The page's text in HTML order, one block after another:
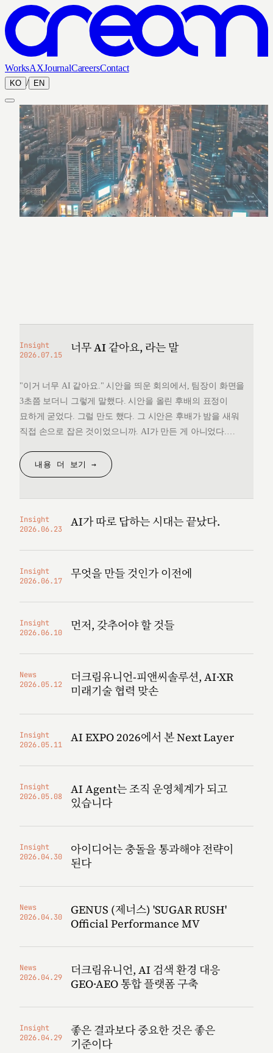
WorksAXJournalCareersContact
KO / EN
Insight
2026.07.15
너무 AI 같아요, 라는 말
"이거 너무 AI 같아요." 시안을 띄운 회의에서, 팀장이 화면을
3초쯤 보더니 그렇게 말했다. 시안을 올린 후배의 표정이
묘하게 굳었다. 그럴 만도 했다. 그 시안은 후배가 밤을 새워
직접 손으로 잡은 것이었으니까. AI가 만든 게 아니었다.
것을 변호할 언어를 끝내 찾지 못했다. 돌아오는 길에
생각했다. 대체 "AI 같다"는…
내용 더 보기 →
Insight
2026.06.23
AI가 따로 답하는 시대는 끝났다.
Insight
2026.06.17
무엇을 만들 것인가 이전에
Insight
2026.06.10
먼저, 갖추어야 할 것들
News
2026.05.12
더크림유니언-피앤씨솔루션, AI·XR
미래기술 협력 맞손
Insight
2026.05.11
AI EXPO 2026에서 본 Next Layer
Insight
2026.05.08
AI Agent는 조직 운영체계가 되고
있습니다
Insight
2026.04.30
아이디어는 충돌을 통과해야 전략이
된다
News
2026.04.30
GENUS (제너스) 'SUGAR RUSH'
Official Performance MV
News
2026.04.29
더크림유니언, AI 검색 환경 대응
GEO·AEO 통합 플랫폼 구축
Insight
2026.04.29
좋은 결과보다 중요한 것은 좋은
기준이다